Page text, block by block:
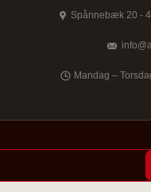
Spånnebæk 20 -
Mandag –